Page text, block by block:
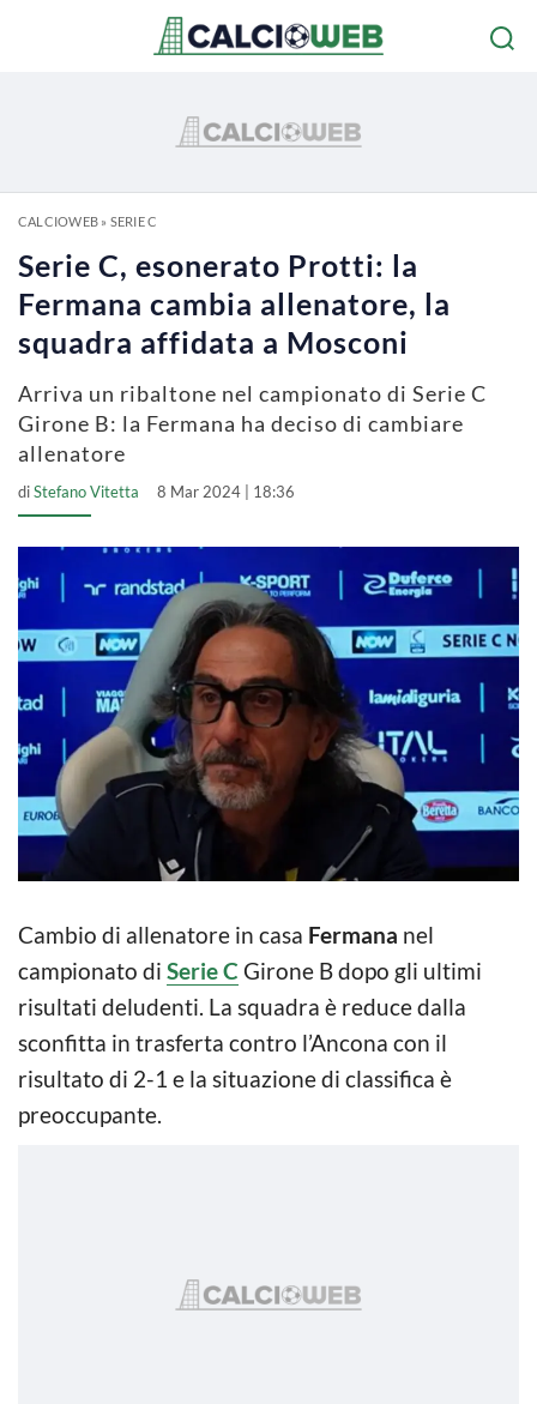
CALCIOWEB» SERIE C
Serie C, esonerato Protti: la
Fermana cambia allenatore, la
squadra affidata a Mosconi
Arriva un ribaltone nel campionato di Serie C
Girone B: la Fermana ha deciso di cambiare
allenatore
diStefano Vitetta 8 Mar 2024 | 18:36
Cambio di allenatore in casa Fermana nel
campionato di Serie C Girone B dopo gli ultimi
risultati deludenti. La squadra è reduce dalla
sconfitta in trasferta contro l’Ancona con il
risultato di 2-1 e la situazione di classifica è
preoccupante.